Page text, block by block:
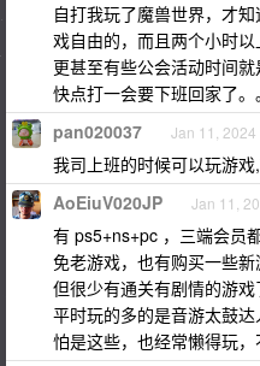
自打我玩了魔兽世界，才
戏自由的，而且两个小时以
更甚至有些公会活动时间就
快点打一会要下班回家了。。
pan020037 Jan 11, 2024
我司上班的时候可以玩游
AoEiuV020JP Jan 11,
有 ps5+ns+pc ，三端会员
免老游戏，也有购买一些新
但很少有通关有剧情的游戏
平时玩的多的是音游太鼓
怕是这些，也经常懒得玩，